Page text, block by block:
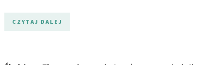
CZYTAJ DALEJ